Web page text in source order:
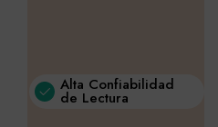
Alta Confiabilidad
de Lectura